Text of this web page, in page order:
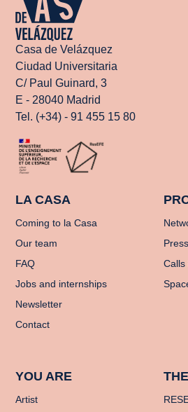
Casa de Velázquez
Ciudad Universitaria
C/ Paul Guinard, 3
E - 28040 Madrid
Tel. (+34) - 91 455 15 80
LA CASA
Coming to la Casa
Our team
FAQ
Jobs and internships
Newsletter
Contact
Press
Calls
YOU ARE
Artist